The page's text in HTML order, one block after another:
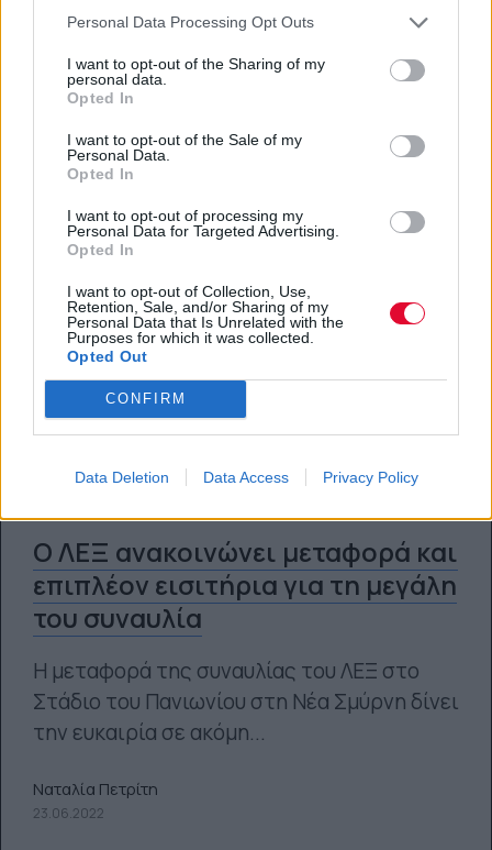
Personal Data Processing Opt Outs
I want to opt-out of the Sharing of my
personal data.
Opted In
I want to opt-out of the Sale of my
Personal Data.
Opted In
I want to opt-out of processing my
Personal Data for Targeted Advertising.
Opted In
I want to opt-out of Collection, Use,
Retention, Sale, and/or Sharing of my
Personal Data that Is Unrelated with the
Purposes for which it was collected.
Opted Out
CONFIRM
Data Deletion Data Access Privacy Policy
30.06.2022
Ο ΛΕΞ ανακοινώνει μεταφορά και
επιπλέον εισιτήρια για τη μεγάλη
του συναυλία
Η μεταφορά της συναυλίας του ΛΕΞ στο
Στάδιο του Πανιωνίου στη Νέα Σμύρνη δίνει
την ευκαιρία σε ακόμη...
Ναταλία Πετρίτη
23.06.2022